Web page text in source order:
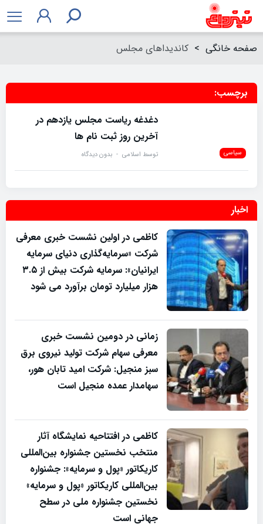
صفحه خانگی > کاندیداهای مجلس
برچسب:
سیاسی
دغدغه ریاست مجلس یازدهم در
آخرین روز ثبت نام ها
توسط اسلامی بدون دیدگاه
اخبار
کاظمی در اولین نشست خبری معرفی
شرکت «سرمایه‌گذاری دنیای سرمایه
ایرانیان»: سرمایه شرکت بیش‌ از ۳.۵
هزار میلیارد تومان برآورد می شود
زمانی در دومین نشست خبری
معرفی سهام شرکت تولید نیروی برق
سبز منجیل: شرکت امید تابان هور،
سهامدار عمده منجیل است
کاظمی در افتتاحیه نمایشگاه آثار
منتخب نخستین جشنواره بین‌المللی
کاریکاتور «پول و سرمایه»: جشنواره
بین‌المللی کاریکاتور «پول و سرمایه»
نخستین جشنواره ملی در سطح
جهانی است